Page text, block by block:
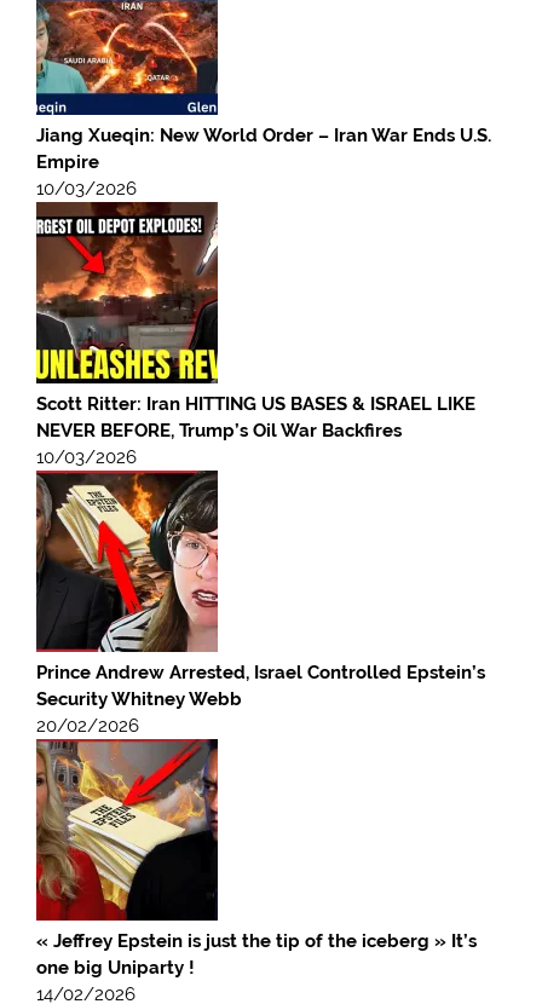
Jiang Xueqin: New World Order – Iran War Ends U.S.
Empire
10/03/2026
Scott Ritter: Iran HITTING US BASES & ISRAEL LIKE
NEVER BEFORE, Trump’s Oil War Backfires
10/03/2026
Prince Andrew Arrested, Israel Controlled Epstein’s
Security Whitney Webb
20/02/2026
« Jeffrey Epstein is just the tip of the iceberg » It’s
one big Uniparty !
14/02/2026